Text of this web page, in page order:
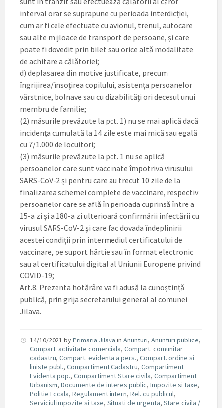
interval orar se suprapune cu perioada interdicției,
cum ar fi cele efectuate cu avionul, trenul, autocare
sau alte mijloace de transport de persoane, și care
poate fi dovedit prin bilet sau orice altă modalitate
de achitare a călătoriei;
d) deplasarea din motive justificate, precum
îngrijirea/însoțirea copilului, asistența persoanelor
vârstnice, bolnave sau cu dizabilități ori decesul unui
membru de familie;
(2) măsurile prevăzute la pct. 1) nu se mai aplică dacă
incidența cumulată la 14 zile este mai mică sau egală
cu 7/1.000 de locuitori;
(3) măsurile prevăzute la pct. 1 nu se aplică
persoanelor care sunt vaccinate împotriva virusului
SARS-CoV-2 și pentru care au trecut 10 zile de la
finalizarea schemei complete de vaccinare, respectiv
persoanelor care se află în perioada cuprinsă între a
15-a zi și a 180-a zi ulterioară confirmării infectării cu
virusul SARS-CoV-2 și care fac dovada îndeplinirii
acestei condiții prin intermediul certificatului de
vaccinare, pe suport hârtie sau în format electronic
sau al certificatului digital al Uniunii Europene privind
COVID-19;
Art.8. Prezenta hotărâre va fi adusă la cunoștință
publică, prin grija secretarului general al comunei
Jilava.
14/10/2021 byPrimaria Jilava in Anunturi, Anunturi publice,
Compart. activitate comerciala, Compart. comunitar
cadastru, Compart. evidenta a pers., Compart. ordine si
liniste publ., Compartiment Cadastru, Compartiment
Evidenta pop., Compartiment Stare civila, Compartiment
Urbanism, Documente de interes public, Impozite si taxe,
Politie Locala, Regulament intern, Rel. cu publicul,
Serviciul impozite si taxe, Situati de urgenta, Stare civila /